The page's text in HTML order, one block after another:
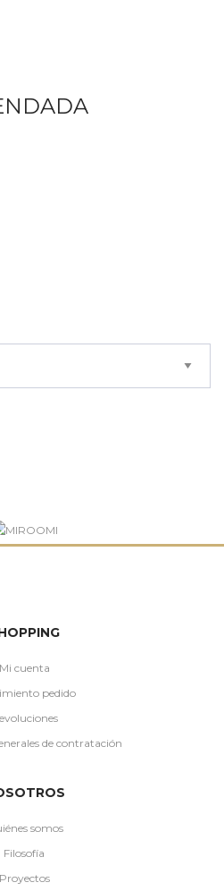
Mi cuenta
pedido
de contratación
somos
Filosofía
Proyectos